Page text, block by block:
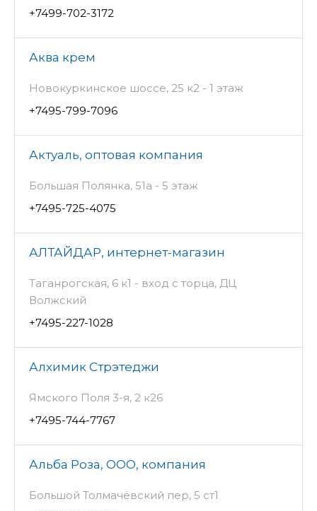
+7499-702-3172
Аква крем
Новокуркинское шоссе, 25 к2 - 1 этаж
+7495-799-7096
Актуаль, оптовая компания
Большая Полянка, 51а - 5 этаж
+7495-725-4075
АЛТАЙДАР, интернет-магазин
Таганрогская, 6 к1 - вход с торца, ДЦ
Волжский
+7495-227-1028
Алхимик Стрэтеджи
Ямского Поля 3-я, 2 к26
+7495-744-7767
Альба Роза, ООО, компания
Большой Толмачёвский пер, 5 ст1